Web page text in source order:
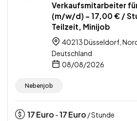
Verkaufsmitarbeiter
(m/w/d) – 17,00 € /
Teilzeit, Minijob
40213 Düsseldorf,
Deutschland
08/08/2026
Nebenjob
17Euro -17Euro / Stunde